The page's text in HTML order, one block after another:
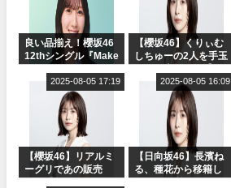
良い品揃え！櫻坂46
12thシングル『Make
ャルグッズ絶賛販売
【櫻坂46】くりぃむ
しちゅーの2人を手玉
りぃむナンタラ】
【櫻坂46】リアルミ
ーグリであの販売
2025-08-05 17:19
【日向坂46】長濱ね
る、種花から移籍し
2025-08-05 16:09